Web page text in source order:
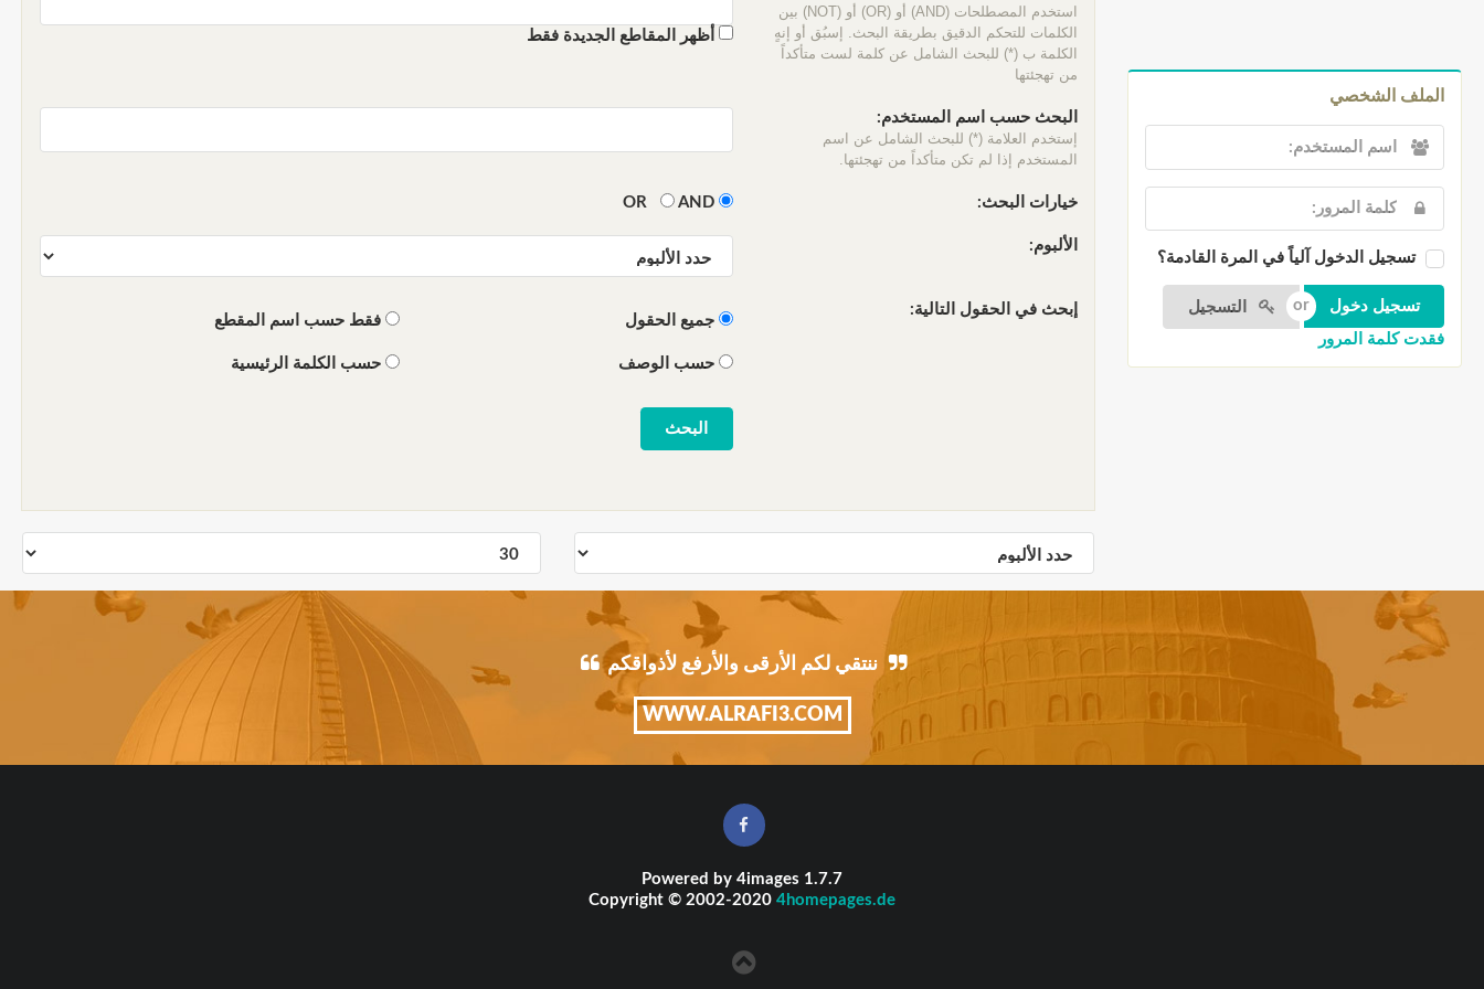
الملف الشخصي
تسجيل الدخول آلياً في المرة القادمة؟
التسجيل
فقدت كلمة المرور
استخدم المصطلحات (AND) أو (OR) أو (NOT) بين
الكلمات للتحكم الدقيق بطريقة البحث. إسبُق أو إنهٍ
الكلمة ب (*) للبحث الشامل عن كلمة لست متأكداً
من تهجئتها
أظهر المقاطع الجديدة فقط
البحث حسب اسم المستخدم:
إستخدم العلامة (*) للبحث الشامل عن اسم
المستخدم إذا لم تكن متأكداً من تهجئتها.
خيارات البحث: OR
AND
الألبوم:
إبحث في الحقول التالية:
جميع الحقول فقط حسب اسم المقطع
حسب الوصف حسب الكلمة الرئيسية
ننتقي لكم الأرقى والأرفع لأذواقكم
WWW.ALRAFI3.COM
Powered by 4images 1.7.7
Copyright © 2002-2020 4homepages.de